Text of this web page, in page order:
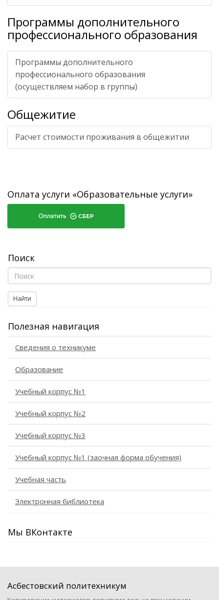
Программы дополнительного
профессионального образования
Программы дополнительного
профессионального образования
(осуществляем набор в группы)
Общежитие
Расчет стоимости проживания в общежитии
Оплата услуги «Образовательные услуги»
Поиск
Найти
Полезная навигация
Сведения о техникуме
Образование
Учебный корпус №1
Учебный корпус №2
Учебный корпус №3
Учебный корпус №1 (заочная форма обучения)
Учебная часть
Электронная библиотека
Мы ВКонтакте
Асбестовский политехникум